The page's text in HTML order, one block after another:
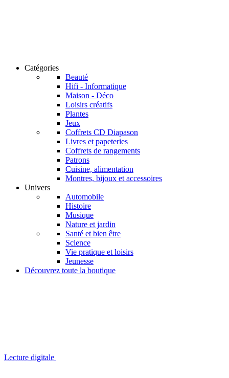
Catégories
Beauté
Hifi - Informatique
Maison - Déco
Loisirs créatifs
Plantes
Jeux
Coffrets CD Diapason
Livres et papeteries
Coffrets de rangements
Patrons
Cuisine, alimentation
Montres, bijoux et accessoires
Univers
Automobile
Histoire
Musique
Nature et jardin
Santé et bien être
Science
Vie pratique et loisirs
Jeunesse
Découvrez toute la boutique
Lecture digitale